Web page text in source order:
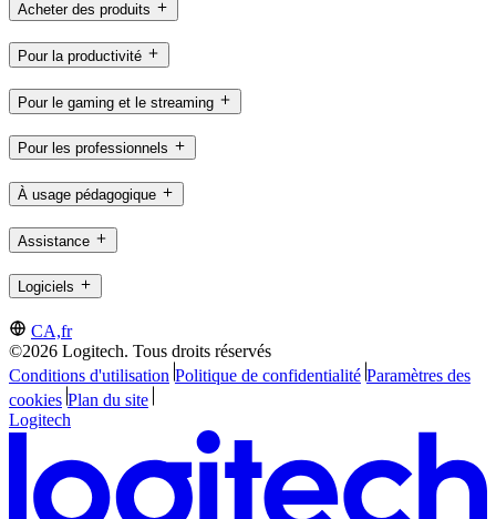
Acheter des produits
Pour la productivité
Pour le gaming et le streaming
Pour les professionnels
À usage pédagogique
Assistance
Logiciels
CA,fr
©2026 Logitech. Tous droits réservés
Conditions d'utilisation Politique de confidentialité Paramètres des
cookies Plan du site
Logitech